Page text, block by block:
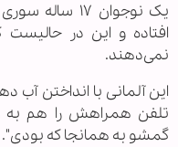
یک نوجوان ۱۷
افتاده و این در
نمی‌دهند.
این آلمانی با انداختن
تلفن همراهش را هم به
گمشو به همانجا که بودی".